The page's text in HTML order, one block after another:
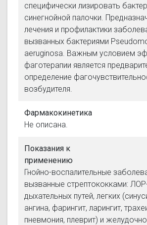
специфически лизировать
синегнойной палочки.
лечения и профилактики
вызванных бактериями
aeruginosa. Важным условием
фаготерапии является
определение
возбудителя.
Фармакокинетика
Не описана.
Показания к
применению
Гнойно-воспалительные
вызванные стрептококками:
дыхательных путей, легких
ангина, фарингит, ларингит,
пневмония, плеврит) и